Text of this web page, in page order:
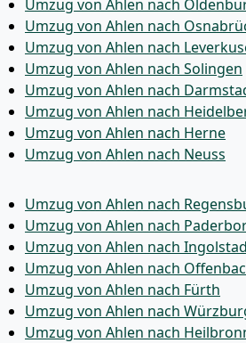
Umzug von Ahlen nach
Umzug von Ahlen nach
Umzug von Ahlen nach
Umzug von Ahlen nach Solingen
Umzug von Ahlen nach
Umzug von Ahlen nach
Umzug von Ahlen nach Herne
Umzug von Ahlen nach Neuss
Umzug von Ahlen nach
Umzug von Ahlen nach
Umzug von Ahlen nach
Umzug von Ahlen nach
Umzug von Ahlen nach Fürth
Umzug von Ahlen nach
Umzug von Ahlen nach